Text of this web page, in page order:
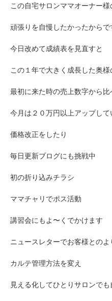
この自宅サロンママオーナー様
頑張りを自慢したかったからで
今日改めて成績表を見直すと
この１年で大きく成長した奥様
最初に来た時の売上数字から比
今月は２０万円以上アップして
価格改正をしたり
毎日更新ブログにも挑戦中
初の折り込みチラシ
ママチャリでポス活動
講習会にもよ〜くでかけます
ニュースレターでお客様との
カルテ管理方法を変え
見える化してひとりサロンで